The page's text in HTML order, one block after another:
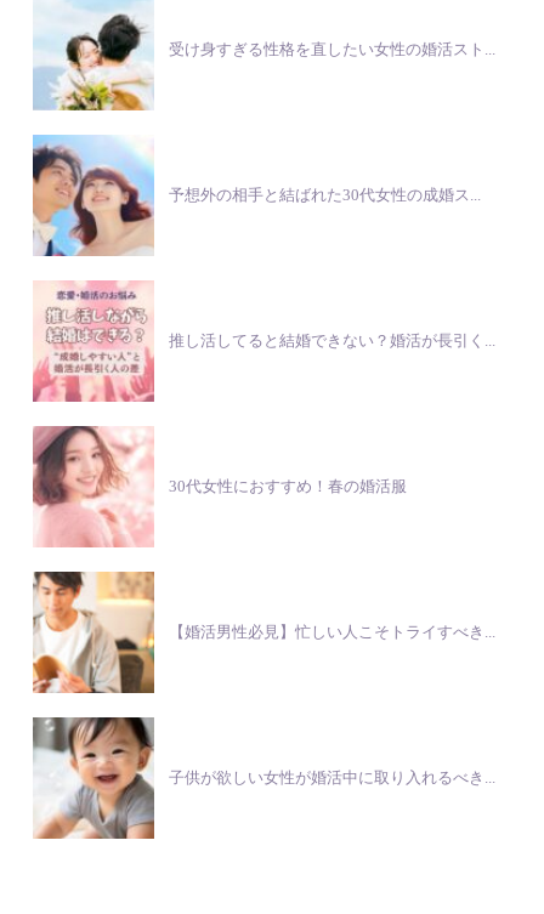
受け身すぎる性格を直したい女性の婚活スト...
予想外の相手と結ばれた30代女性の成婚ス...
推し活してると結婚できない？婚活が長引く...
30代女性におすすめ！春の婚活服
【婚活男性必見】忙しい人こそトライすべき...
子供が欲しい女性が婚活中に取り入れるべき...